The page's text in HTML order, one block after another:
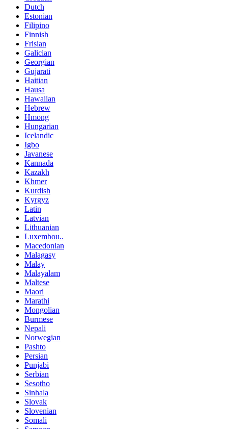
Dutch
Estonian
Filipino
Finnish
Frisian
Galician
Georgian
Gujarati
Haitian
Hausa
Hawaiian
Hebrew
Hmong
Hungarian
Icelandic
Igbo
Javanese
Kannada
Kazakh
Khmer
Kurdish
Kyrgyz
Latin
Latvian
Lithuanian
Luxembou..
Macedonian
Malagasy
Malay
Malayalam
Maltese
Maori
Marathi
Mongolian
Burmese
Nepali
Norwegian
Pashto
Persian
Punjabi
Serbian
Sesotho
Sinhala
Slovak
Slovenian
Somali